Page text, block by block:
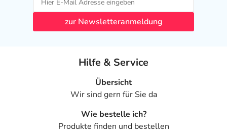
zur Newsletteranmeldung
Hilfe & Service
Übersicht
Wir sind gern für Sie da
Wie bestelle ich?
Produkte finden und bestellen